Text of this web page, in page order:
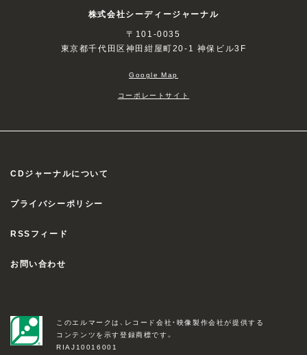
株式会社シーディージャーナル
〒101-0035
東京都千代田区神田紺屋町20-1 神保ビル3F
Google Map
コーポレートサイト
CDジャーナルについて
プライバシーポリシー
RSSフィード
お問い合わせ
このエルマークは、レコード会社・映像製作会社が提供する
コンテンツを示す登録商標です。
RIAJ10016001